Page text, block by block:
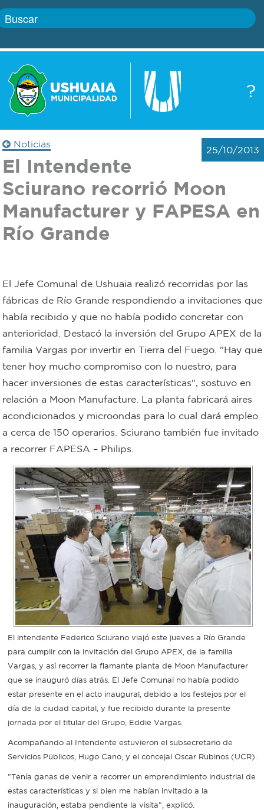
?
Boletín
Defensa
civil
Bromatología
Rentas
bondi
Boleto
Recorrido
colectivos
Recarga
SUBE
Gobierno
Trámites
Transparencia
Actualidad
Personal
municipal
Noticias
25/10/2013
El Intendente
Sciurano recorrió Moon
Manufacturer y FAPESA en
Río Grande
El Jefe Comunal de Ushuaia realizó recorridas por las
fábricas de Río Grande respondiendo a invitaciones que
había recibido y que no había podido concretar con
anterioridad. Destacó la inversión del Grupo APEX de la
familia Vargas por invertir en Tierra del Fuego. "Hay que
tener hoy mucho compromiso con lo nuestro, para
hacer inversiones de estas características", sostuvo en
relación a Moon Manufacture. La planta fabricará aires
acondicionados y microondas para lo cual dará empleo
a cerca de 150 operarios. Sciurano también fue invitado
a recorrer FAPESA – Philips.
El intendente Federico Sciurano viajó este jueves a Río Grande
para cumplir con la invitación del Grupo APEX, de la familia
Vargas, y así recorrer la flamante planta de Moon Manufacturer
que se inauguró días atrás. El Jefe Comunal no había podido
estar presente en el acto inaugural, debido a los festejos por el
día de la ciudad capital, y fue recibido durante la presente
jornada por el titular del Grupo, Eddie Vargas.
Acompañando al Intendente estuvieron el subsecretario de
Servicios Públicos, Hugo Cano, y el concejal Oscar Rubinos (UCR).
"Tenía ganas de venir a recorrer un emprendimiento industrial de
estas características y si bien me habían invitado a la
inauguración, estaba pendiente la visita", explicó.